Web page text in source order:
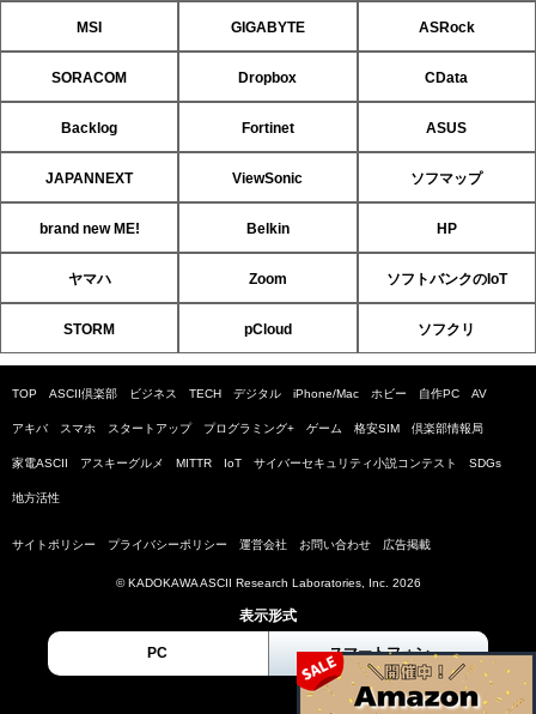
MSI GIGABYTE ASRock
SORACOM Dropbox CData
Backlog Fortinet ASUS
JAPANNEXT ViewSonic ソフマップ
brand new ME! Belkin HP
ヤマハ Zoom ソフトバンクのIoT
STORM pCloud ソフクリ
TOP ASCII倶楽部 ビジネス TECH デジタル iPhone/Mac ホビー 自作PC AV
アキバ スマホ スタートアップ プログラミング+ ゲーム 格安SIM 倶楽部情報局
家電ASCII アスキーグルメ MITTR IoT サイバーセキュリティ小説コンテスト SDGs
地方活性
サイトポリシー プライバシーポリシー 運営会社 お問い合わせ 広告掲載
© KADOKAWA ASCII Research Laboratories, Inc. 2026
表示形式
PC スマートフォン